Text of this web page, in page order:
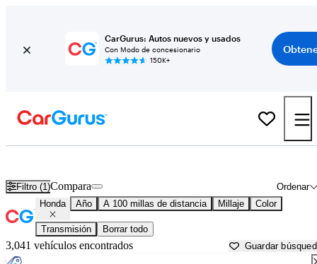
CarGurus: Autos nuevos y usados
Con Modo de concesionario
150K+
Filtro (1) Ordenar
Compara
Honda Año A 100 millas de distancia Millaje Color
Transmisión Borrar todo
3,041 vehículos encontrados Guardar